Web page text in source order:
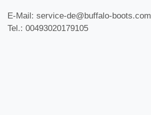
E-Mail: service-de@buffalo-boots.com
Tel.: 00493020179105